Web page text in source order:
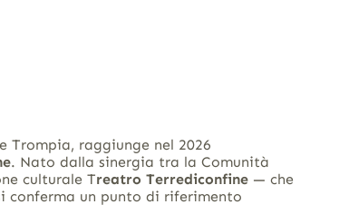
Trompia, raggiunge nel 2026
. Nato dalla sinergia tra la Comunità
culturale Treatro Terrediconfine— che
un punto di riferimento